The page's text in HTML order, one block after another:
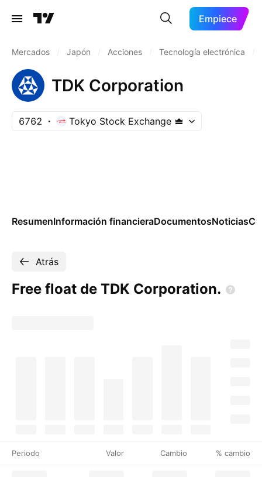
Empiece
Mercados Japón Acciones Tecnología electrónica
TDK Corporation
6762 Tokyo Stock Exchange
ResumenInformación financieraDocumentosNoticias
Atrás
Free float de TDK Corporation.
Periodo Valor Cambio % cambio